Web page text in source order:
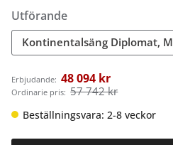
Utförande
Kontinentalsäng Diplomat,
Erbjudande: 48 094 kr
Ordinarie pris: 57 742 kr
Beställningsvara: 2-8 veckor